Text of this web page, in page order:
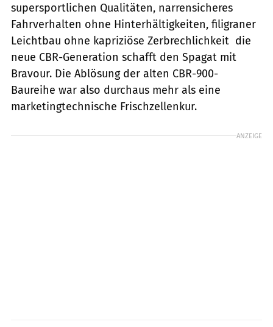
supersportlichen Qualitäten, narrensicheres
Fahrverhalten ohne Hinterhältigkeiten, filigraner
Leichtbau ohne kapriziöse Zerbrechlichkeit  die
neue CBR-Generation schafft den Spagat mit
Bravour. Die Ablösung der alten CBR-900-
Baureihe war also durchaus mehr als eine
marketingtechnische Frischzellenkur.
ANZEIGE